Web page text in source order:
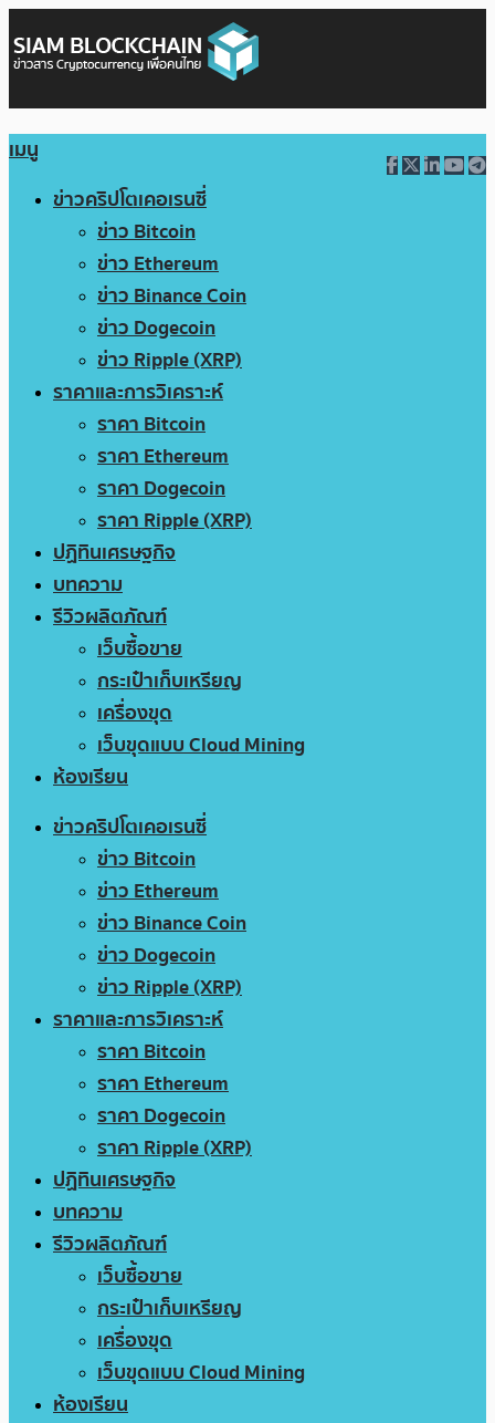
เมนู
ข่าวคริปโตเคอเรนซี่
ข่าว Bitcoin
ข่าว Ethereum
ข่าว Binance Coin
ข่าว Dogecoin
ข่าว Ripple (XRP)
ราคาและการวิเคราะห์
ราคา Bitcoin
ราคา Ethereum
ราคา Dogecoin
ราคา Ripple (XRP)
ปฏิทินเศรษฐกิจ
บทความ
รีวิวผลิตภัณฑ์
เว็บซื้อขาย
กระเป๋าเก็บเหรียญ
เครื่องขุด
เว็บขุดแบบ Cloud Mining
ห้องเรียน
ข่าวคริปโตเคอเรนซี่
ข่าว Bitcoin
ข่าว Ethereum
ข่าว Binance Coin
ข่าว Dogecoin
ข่าว Ripple (XRP)
ราคาและการวิเคราะห์
ราคา Bitcoin
ราคา Ethereum
ราคา Dogecoin
ราคา Ripple (XRP)
ปฏิทินเศรษฐกิจ
บทความ
รีวิวผลิตภัณฑ์
เว็บซื้อขาย
กระเป๋าเก็บเหรียญ
เครื่องขุด
เว็บขุดแบบ Cloud Mining
ห้องเรียน